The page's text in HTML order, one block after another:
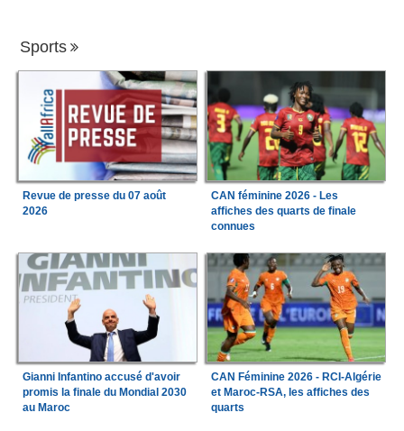
Sports
Revue de presse du 07 août
2026
CAN féminine 2026 - Les
affiches des quarts de finale
connues
Gianni Infantino accusé d'avoir
promis la finale du Mondial 2030
au Maroc
CAN Féminine 2026 - RCI-Algérie
et Maroc-RSA, les affiches des
quarts